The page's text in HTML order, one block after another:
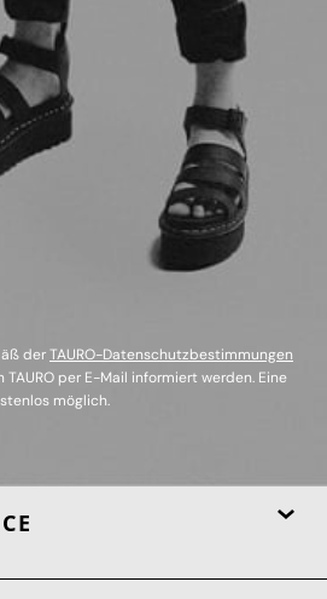
derTAURO-Datenschutzbestimmungen
per E-Mail informiert werden. Eine
möglich.